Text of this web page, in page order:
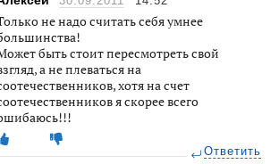
не надо считать себя умнее
быть стоит пересмотреть свой
а не плеваться на
хотя на счет
я скорее всего
Ответить